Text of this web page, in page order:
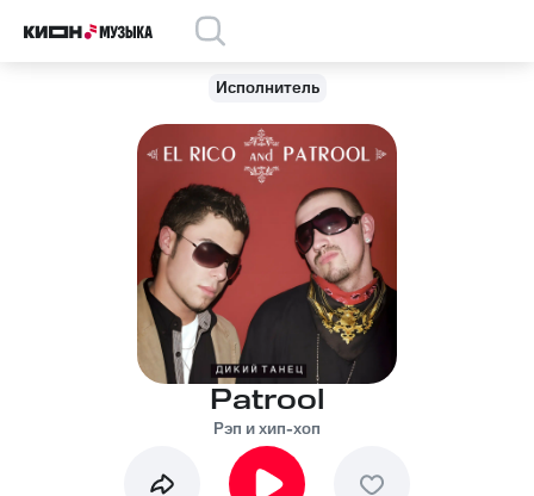
Исполнитель
Patrool
Рэп и хип-хоп